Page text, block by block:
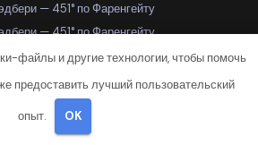
— 451° по Фаренгейту
— 451° по Фаренгейту
— 451° по Фаренгейту
— 451° по Фаренгейту
— 451° по Фаренгейту
— 451° по Фаренгейту
файлы и другие технологии, чтобы помочь
предоставить лучший пользовательский
опыт. OK